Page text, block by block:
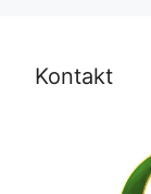
Kontakt